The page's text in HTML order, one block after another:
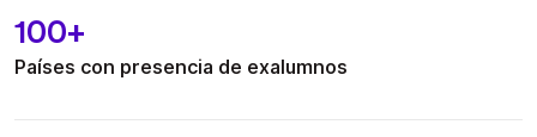
100+
Países con presencia de exalumnos